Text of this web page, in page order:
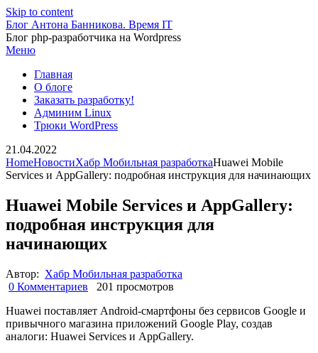
Skip to content
Блог Антона Банникова. Время IT
Блог php-разработчика на Wordpress
Меню
Главная
О блоге
Заказать разработку!
Админим Linux
Трюки WordPress
21.04.2022
HomeНовостиХабр Мобильная разработкаHuawei Mobile
Services и AppGallery: подробная инструкция для начинающих
Huawei Mobile Services и AppGallery:
подробная инструкция для
начинающих
Автор: Хабр Мобильная разработка
0 Комментариев
201 просмотров
Huawei поставляет Android-смартфоны без сервисов Google и
привычного магазина приложений Google Play, создав
аналоги: Huawei Services и AppGallery.